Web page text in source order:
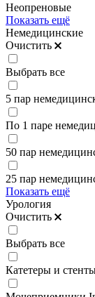
Неопреновые
Показать ещё
Немедицинские
Очистить
Выбрать все
5 пар
По 1 паре
50 пар
25 пар
Показать ещё
Урология
Очистить
Выбрать все
Катетеры и